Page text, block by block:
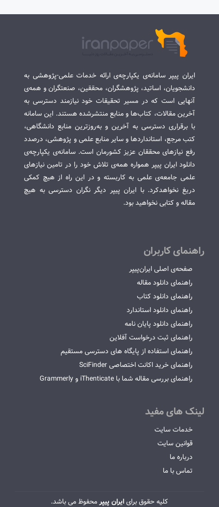
ایران پیپر سامانه‌ی یکپارچه‌ی ارائه خدمات علمی-پژوهشی به
دانشجویان، اساتید، پژوهشگران، محققین، صنعتگران و همه‌ی
آنهایی است که در مسیر تحقیقات خود نیازمند دسترسی به
آخرین مقالات، کتاب‌ها و منابع منتشرشده هستند. این سامانه
با برقراری دسترسی به آخرین و به‌روزترین منابع دانشگاهی،
کتب مرجع، استانداردها و سایر منابع علمی و پژوهشی، درصدد
رفع نیازهای محققان عزیز کشورمان است. سامانه‌ی یکپارچه‌ی
دانلود ایران پیپر همواره همه‌ی تلاش خود را در تامین نیازهای
علمی جامعه‌ی علمی به کاربسته و در این راه از هیچ کمکی
دریغ نخواهدکرد. با ایران پیپر دیگر نگران دسترسی به هیچ
مقاله و کتابی نخواهید بود.
راهنمای کاربران
صفحه‌ی اصلی ایران‌پیپر
راهنمای دانلود مقاله
راهنمای دانلود کتاب
راهنمای دانلود استاندارد
راهنمای دانلود پایان نامه
راهنمای ثبت درخواست آفلاین
راهنمای استفاده از پایگاه های دسترسی مستقیم
راهنمای خرید اکانت اختصاصی SciFinder
راهنمای بررسی مقاله شما با iThenticate و Grammerly
لینک های مفید
خدمات سایت
قوانین سایت
درباره ما
تماس با ما
کلیه حقوق برایایران پیپرمحفوظ می باشد.